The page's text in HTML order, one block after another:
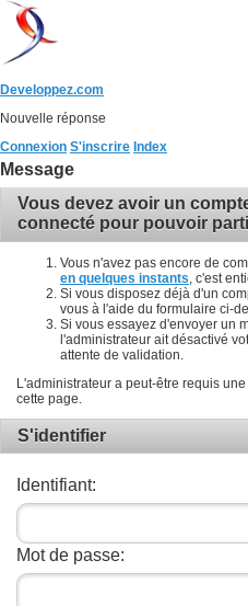
Developpez.com
Nouvelle réponse
Connexion S'inscrire Index
Message
Vous devez avoir un
connecté pour pouvoir
Vous n'avez pas encore de
en quelques instants , c'est
Si vous disposez déjà d'un
vous à l'aide du formulaire ci-
Si vous essayez d'envoyer un
l'administrateur ait désactivé
attente de validation.
L'administrateur a peut-être requis une
cette page.
S'identifier
Identifiant:
Mot de passe: